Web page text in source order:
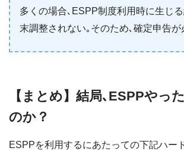
多くの場合､ESPP制度利用時に生じ
末調整されない｡そのため､確定申告が
【まとめ】結局､ESPPやっ
のか？
ESPPを利用するにあたっての下記ハー